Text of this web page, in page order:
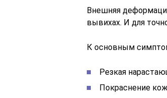
Внешняя
вывихах. И для
К основным
Резкая
Покраснение